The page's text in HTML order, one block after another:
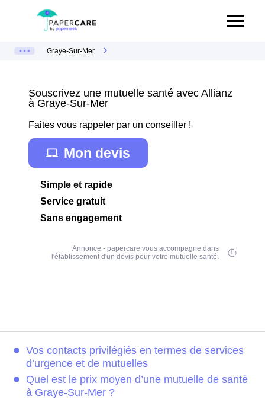
Graye-Sur-Mer
Souscrivez une mutuelle santé avec Allianz
à Graye-Sur-Mer
Faites vous rappeler par un conseiller !
Mon devis
Simple et rapide
Service gratuit
Sans engagement
Annonce - papercare vous accompagne dans
l'établissement d'un devis pour votre mutuelle santé.
Vos contacts privilégiés en termes de services
d’urgence et de mutuelles
Quel est le prix moyen d’une mutuelle de santé
à Graye-Sur-Mer ?